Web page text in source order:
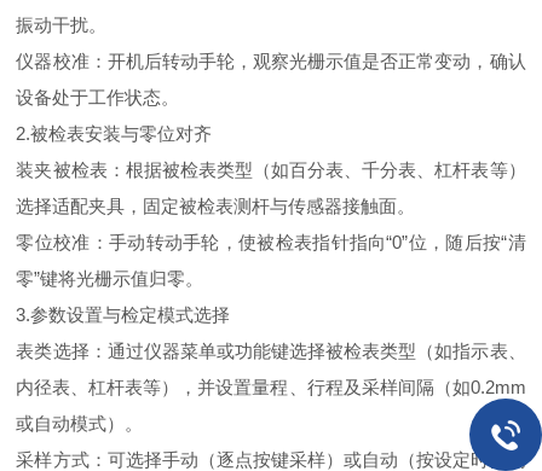
振动干扰。
仪器校准：开机后转动手轮，观察光栅示值是否正常变动，确认
设备处于工作状态。
2.被检表安装与零位对齐
装夹被检表：根据被检表类型（如百分表、千分表、杠杆表等）
选择适配夹具，固定被检表测杆与传感器接触面。
零位校准：手动转动手轮，使被检表指针指向“0”位，随后按“清
零”键将光栅示值归零。
3.参数设置与检定模式选择
表类选择：通过仪器菜单或功能键选择被检表类型（如指示表、
内径表、杠杆表等），并设置量程、行程及采样间隔（如0.2mm
或自动模式）。
采样方式：可选择手动（逐点按键采样）或自动（按设定时间间